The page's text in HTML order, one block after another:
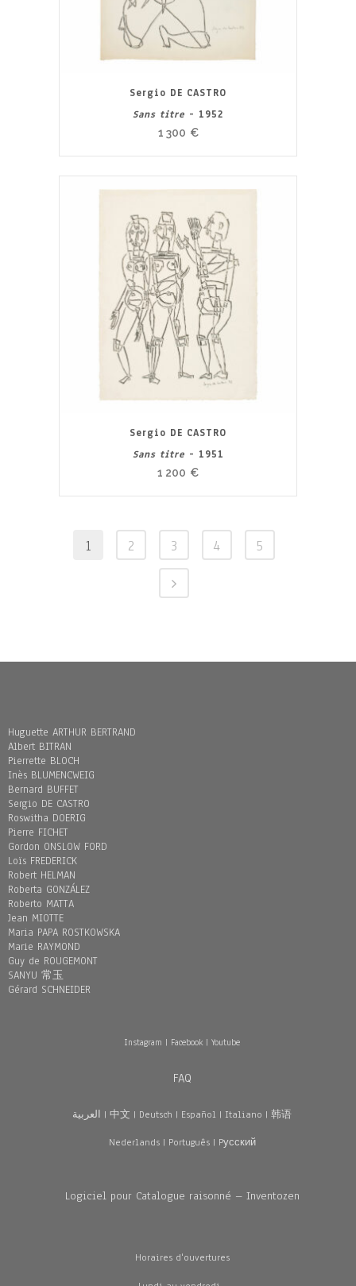
Sergio DE CASTRO
Sans titre - 1952
1 300 €
Sergio DE CASTRO
Sans titre - 1951
1 200 €
1 2 3 4 5
Huguette ARTHUR BERTRAND
Albert BITRAN
Pierrette BLOCH
Inès BLUMENCWEIG
Bernard BUFFET
Sergio DE CASTRO
Roswitha DOERIG
Pierre FICHET
Gordon ONSLOW FORD
Loïs FREDERICK
Robert HELMAN
Roberta GONZÁLEZ
Roberto MATTA
Jean MIOTTE
Maria PAPA ROSTKOWSKA
Marie RAYMOND
Guy de ROUGEMONT
SANYU 常玉
Gérard SCHNEIDER
Instagram | Facebook| Youtube
FAQ
العربية | 中文 | Deutsch | Español | Italiano | 韩语
Nederlands| Português| Pусский
Logiciel pour Catalogue raisonné – Inventozen
Horaires d'ouvertures